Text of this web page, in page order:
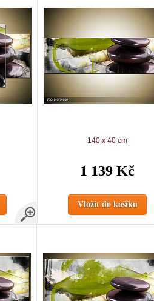
140 x 40 cm
1 139 Kč
Vložit do košíku